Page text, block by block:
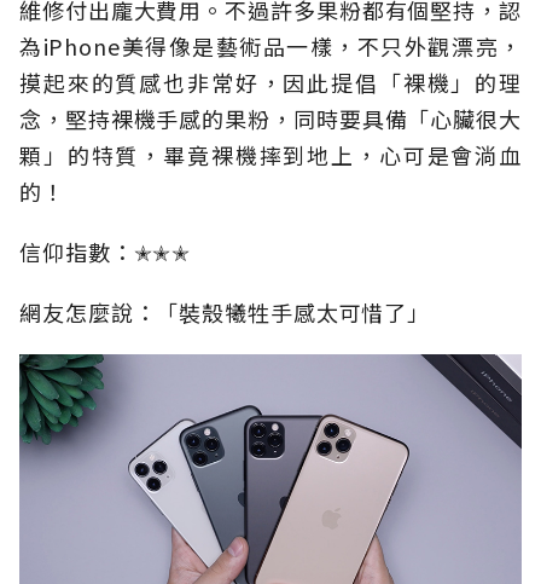
維修付出龐大費用。不過許多果粉都有個堅持，認
為iPhone美得像是藝術品一樣，不只外觀漂亮，
摸起來的質感也非常好，因此提倡「裸機」的理
念，堅持裸機手感的果粉，同時要具備「心臟很大
顆」的特質，畢竟裸機摔到地上，心可是會淌血
的！
信仰指數：✭✭✭
網友怎麼說：「裝殼犧牲手感太可惜了」